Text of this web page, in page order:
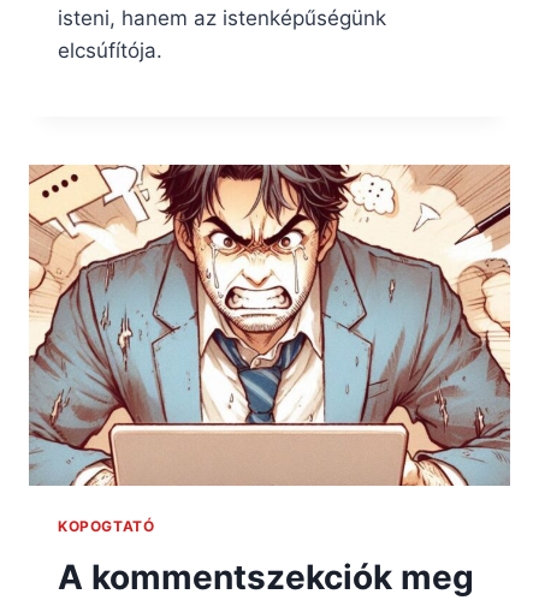
isteni, hanem az istenképűségünk
elcsúfítója.
KOPOGTATÓ
A kommentszekciók meg